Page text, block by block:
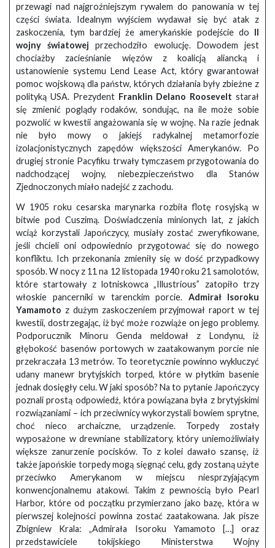
przewagi nad najgroźniejszym rywalem do panowania w tej
części świata. Idealnym wyjściem wydawał się być atak z
zaskoczenia, tym bardziej że amerykańskie podejście do II
wojny światowej przechodziło ewolucję. Dowodem jest
chociażby zacieśnianie więzów z koalicją aliancką i
ustanowienie systemu Lend Lease Act, który gwarantował
pomoc wojskową dla państw, których działania były zbieżne z
polityką USA. Prezydent Franklin Delano Roosevelt starał
się zmienić poglądy rodaków, sondując, na ile może sobie
pozwolić w kwestii angażowania się w wojnę. Na razie jednak
nie było mowy o jakiejś radykalnej metamorfozie
izolacjonistycznych zapędów większości Amerykanów. Po
drugiej stronie Pacyfiku trwały tymczasem przygotowania do
nadchodzącej wojny, niebezpieczeństwo dla Stanów
Zjednoczonych miało nadejść z zachodu.
W 1905 roku cesarska marynarka rozbiła flotę rosyjską w
bitwie pod Cuszimą. Doświadczenia minionych lat, z jakich
wciąż korzystali Japończycy, musiały zostać zweryfikowane,
jeśli chcieli oni odpowiednio przygotować się do nowego
konfliktu. Ich przekonania zmieniły się w dość przypadkowy
sposób. W nocy z 11 na 12 listopada 1940 roku 21 samolotów,
które startowały z lotniskowca „Illustrious” zatopiło trzy
włoskie pancerniki w tarenckim porcie. Admirał Isoroku
Yamamoto z dużym zaskoczeniem przyjmował raport w tej
kwestii, dostrzegając, iż być może rozwiąże on jego problemy.
Podporucznik Minoru Genda meldował z Londynu, iż
głębokość basenów portowych w zaatakowanym porcie nie
przekraczała 13 metrów. To teoretycznie powinno wykluczyć
udany manewr brytyjskich torped, które w płytkim basenie
jednak dosięgły celu. W jaki sposób? Na to pytanie Japończycy
poznali prostą odpowiedź, która powiązana była z brytyjskimi
rozwiązaniami – ich przeciwnicy wykorzystali bowiem sprytne,
choć nieco archaiczne, urządzenie. Torpedy zostały
wyposażone w drewniane stabilizatory, który uniemożliwiały
większe zanurzenie pocisków. To z kolei dawało szansę, iż
także japońskie torpedy mogą sięgnąć celu, gdy zostaną użyte
przeciwko Amerykanom w miejscu niesprzyjającym
konwencjonalnemu atakowi. Takim z pewnością było Pearl
Harbor, które od początku przymierzano jako bazę, która w
pierwszej kolejności powinna zostać zaatakowana. Jak pisze
Zbigniew Krala: „Admirała Isoroku Yamamoto […] oraz
przedstawiciele tokijskiego Ministerstwa Wojny